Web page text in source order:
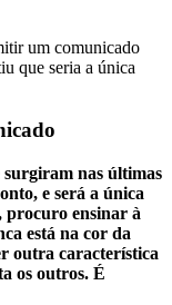
um comunicado
que seria a única
nas últimas
e será a única
procuro ensinar à
está na cor da
outra característica
os outros. É